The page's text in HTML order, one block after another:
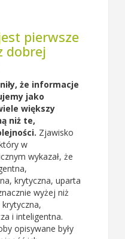
pierwsze
dobrej
że informacje
jako
większy
niż te,
Zjawisko
w
wykazał, że
krytyczna, uparta
wyżej niż
i inteligentna.
opisywane były